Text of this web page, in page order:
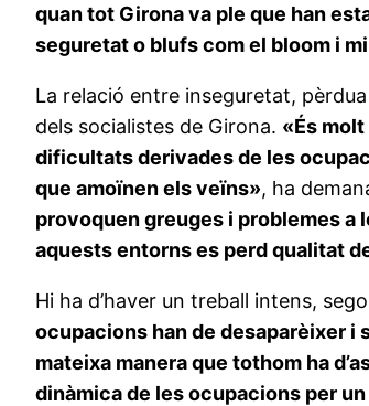
quan tot Girona va ple que han
seguretat o blufs com el bloom i
La relació entre inseguretat,
dels socialistes de Girona. «És
dificultats derivades de les
que amoïnen els veïns», ha
provoquen greuges i problemes a
aquests entorns es perd qualitat
Hi ha d’haver un treball intens,
ocupacions han de desaparèixer i
mateixa manera que tothom ha
dinàmica de les ocupacions per